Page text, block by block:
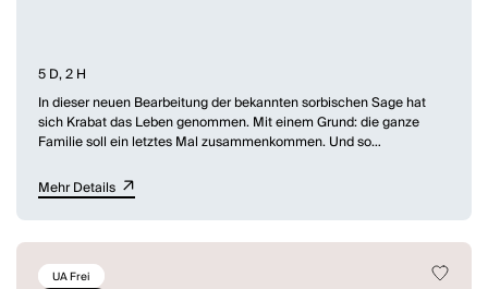
5 D, 2 H
In dieser neuen Bearbeitung der bekannten sorbischen Sage hat
sich Krabat das Leben genommen. Mit einem Grund: die ganze
Familie soll ein letztes Mal zusammenkommen. Und so
Beerdigung. Die Erinnerung an die gemeinsame Kindheit, an
Krabat, die verstorbene Mutter und den Vater lässt sich nicht
unterdrücken. Sie erweckt ein altes Lied, das die Mutter Kantorka
immer wieder gesungen hat. Der Klang der Vergangenheit entführt
die Geschwister in ihre Kindheit und die verdrängte magische
Geschichte ihrer Familie. Denn nur etwas hat damals alle im Kern
Mehr Details
UA Frei